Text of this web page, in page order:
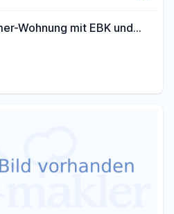
Wohnung mit EBK und
ab sofort frei!